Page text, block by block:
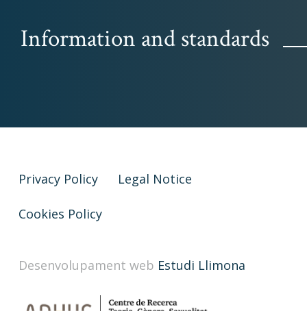
Information and standards
Privacy Policy Legal Notice
Cookies Policy
Desenvolupament web Estudi Llimona